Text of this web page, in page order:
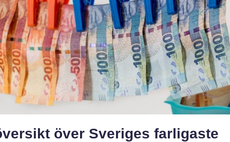
över Sveriges farligaste